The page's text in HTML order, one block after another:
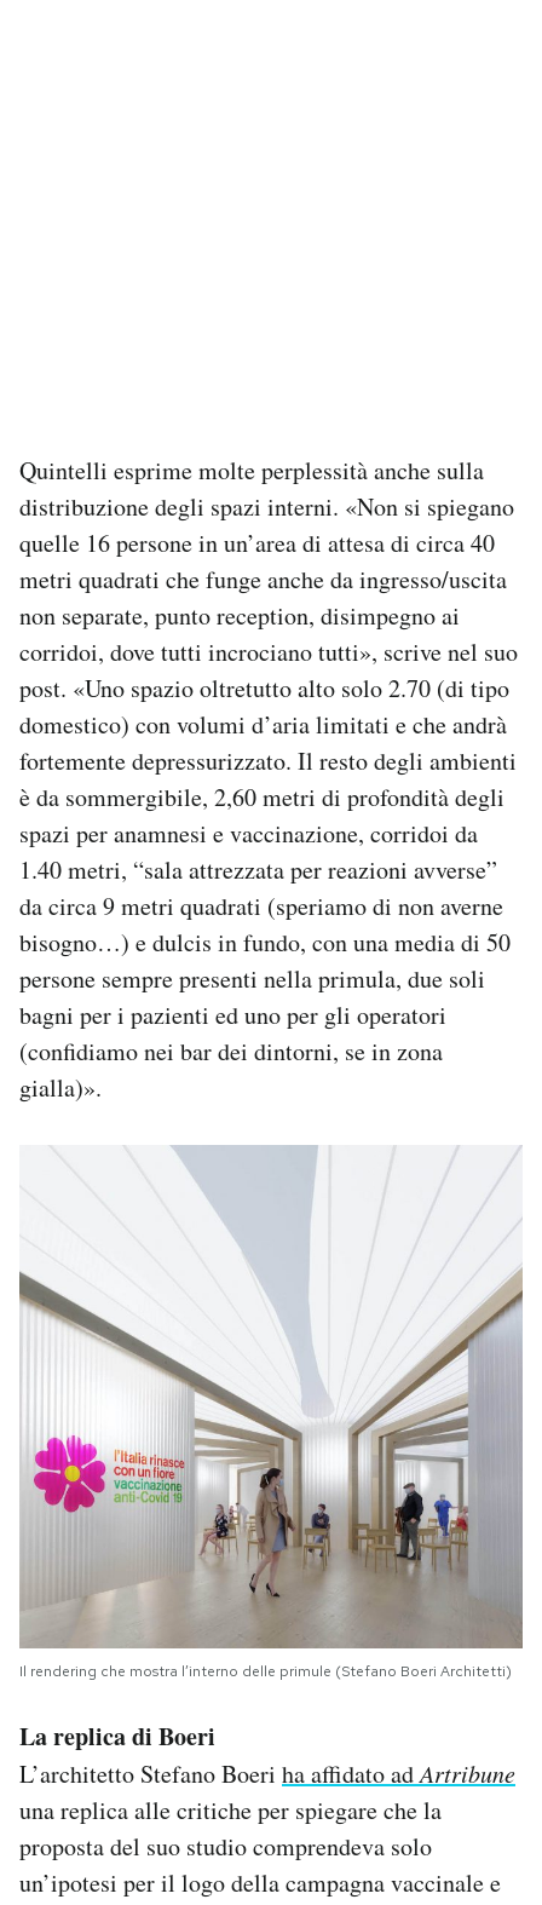
Quintelli esprime molte perplessità anche sulla
distribuzione degli spazi interni. «Non si spiegano
quelle 16 persone in un’area di attesa di circa 40
metri quadrati che funge anche da ingresso/uscita
non separate, punto reception, disimpegno ai
corridoi, dove tutti incrociano tutti», scrive nel suo
post. «Uno spazio oltretutto alto solo 2.70 (di tipo
domestico) con volumi d’aria limitati e che andrà
fortemente depressurizzato. Il resto degli ambienti
è da sommergibile, 2,60 metri di profondità degli
spazi per anamnesi e vaccinazione, corridoi da
1.40 metri, “sala attrezzata per reazioni avverse”
da circa 9 metri quadrati (speriamo di non averne
bisogno…) e dulcis in fundo, con una media di 50
persone sempre presenti nella primula, due soli
bagni per i pazienti ed uno per gli operatori
(confidiamo nei bar dei dintorni, se in zona
gialla)».
Il rendering che mostra l’interno delle primule (Stefano Boeri Architetti)
La replica di Boeri
L’architetto Stefano Boeri ha affidato adArtribune
una replica alle critiche per spiegare che la
proposta del suo studio comprendeva solo
un’ipotesi per il logo della campagna vaccinale e